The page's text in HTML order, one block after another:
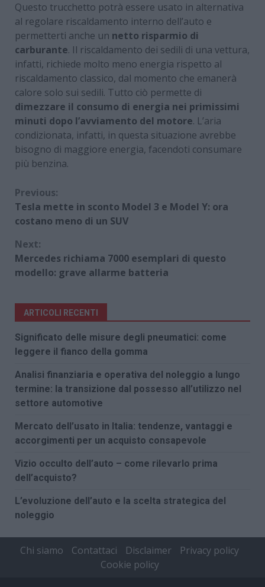
Questo trucchetto potrà essere usato in alternativa
al regolare riscaldamento interno dell’auto e
permetterti anche un netto risparmio di
carburante. Il riscaldamento dei sedili di una vettura,
infatti, richiede molto meno energia rispetto al
riscaldamento classico, dal momento che emanerà
calore solo sui sedili. Tutto ciò permette di
dimezzare il consumo di energia nei primissimi
minuti dopo l’avviamento del motore. L’aria
condizionata, infatti, in questa situazione avrebbe
bisogno di maggiore energia, facendoti consumare
più benzina.
Continue
Reading
Previous:
Tesla mette in sconto Model 3 e Model Y: ora
costano meno di un SUV
Next:
Mercedes richiama 7000 esemplari di questo
modello: grave allarme batteria
ARTICOLI RECENTI
Significato delle misure degli pneumatici: come
leggere il fianco della gomma
Analisi finanziaria e operativa del noleggio a lungo
termine: la transizione dal possesso all’utilizzo nel
settore automotive
Mercato dell’usato in Italia: tendenze, vantaggi e
accorgimenti per un acquisto consapevole
Vizio occulto dell’auto – come rilevarlo prima
dell’acquisto?
L’evoluzione dell’auto e la scelta strategica del
noleggio
Chi siamo Contattaci Disclaimer
Privacy policy
Cookie policy